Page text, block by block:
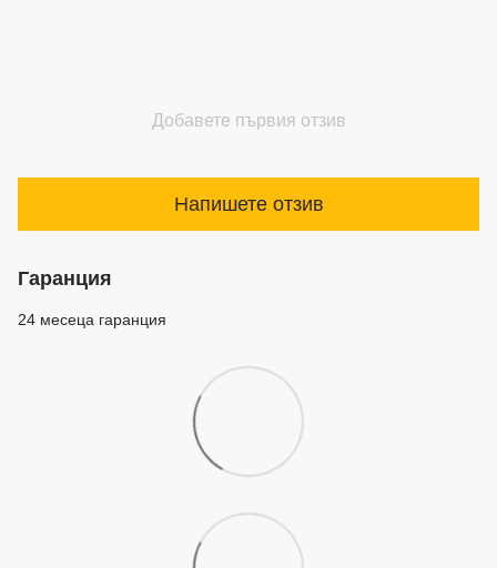
Добавете първия отзив
Напишете отзив
Гаранция
24 месеца гаранция